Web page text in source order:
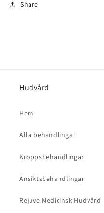
Share
Hudvård
Hem
Alla behandlingar
Kroppsbehandlingar
Ansiktsbehandlingar
Rejuve Medicinsk Hudvård